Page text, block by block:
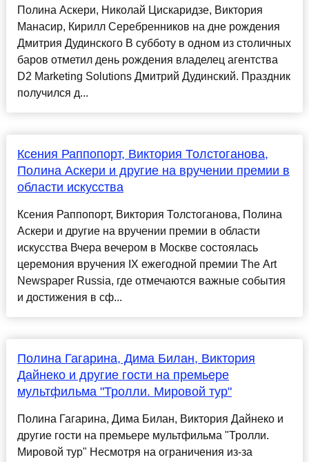
Полина Аскери, Николай Цискаридзе, Виктория
Манасир, Кирилл Серебренников на дне рождения
Дмитрия Дудинского В субботу в одном из столичных
баров отметил день рождения владелец агентства
D2 Marketing Solutions Дмитрий Дудинский. Праздник
получился д...
Ксения Раппопорт, Виктория Толстоганова,
Полина Аскери и другие на вручении премии в
области искусства
Ксения Раппопорт, Виктория Толстоганова, Полина
Аскери и другие на вручении премии в области
искусства Вчера вечером в Москве состоялась
церемония вручения IX ежегодной премии The Art
Newspaper Russia, где отмечаются важные события
и достижения в сф...
Полина Гагарина, Дима Билан, Виктория
Дайнеко и другие гости на премьере
мультфильма "Тролли. Мировой тур"
Полина Гагарина, Дима Билан, Виктория Дайнеко и
другие гости на премьере мультфильма "Тролли.
Мировой тур" Несмотря на ограничения из-за